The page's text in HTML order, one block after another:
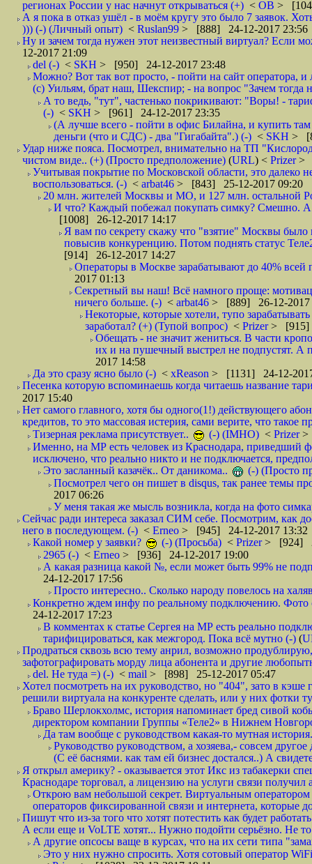
регионах России у нас начнут открываться (+) < ОВ >
А я пока в отказ ушёл - в моём кругу это было 7 заявок.
))) (-) (Личный опыт) < Ruslan99 > [888] 24-12-2017 23:56
Ну и зачем тогда нужен этот неизвестный виртуал? Если
12-2017 21:09
del (-) < SKH > [950] 24-12-2017 23:48
Можно? Вот так вот просто, - пойти на сайт оператора,
(с) Уильям, брат наш, Шекспир; - на вопрос "Зачем тогда
А то ведь, "тут", частенько покрикивают: "Воры! -
(-) < SKH > [961] 24-12-2017 23:35
(А лучше всего - пойти в офис Билайна, и купить
деньги (что и СДС) - два "Гигабайта".) (-) < SKH >
Удар ниже пояса. Посмотрел, внимательно на ТП
чистом виде.. (+) (Просто предположение) (URL) < Prizer>
Учитывая покрытие по Московской области, это далеко
воспользоваться. (-) < arbat46 > [843] 25-12-2017 09:20
20 млн. жителей Москвы и МО, и 127 млн. остальной
И что? Каждый побежал покупать симку? Смешно. А
[1008] 26-12-2017 14:17
Я вам по секрету скажу что "взятие" Москвы
повысив конкуренцию. Потом поднять статус
[914] 26-12-2017 14:27
Операторы в Москве зарабатывают до 40% всей
2017 01:13
Секретный вы наш! Всё намного проще:
ничего больше. (-) < arbat46 > [889] 26-12-2017
Некоторые, которые хотели, тупо
заработал? (+) (Тупой вопрос) < Prizer> [915]
Обещать - не значит жениться. В части
их и на пушечный выстрел не подпустят. А
2017 14:58
Да это сразу ясно было (-) < xReason > [1131] 24-12-
Песенка которую вспоминаешь когда читаешь название
2017 15:40
Нет самого главного, хотя бы одного(1!) действующего
кредитов, то это массовая истерия, сами верите, что такое
Тизерная реклама присутствует..
(-) (IMHO) < Prizer>
Именно, на МР есть человек из Краснодара, приведший
исключено, что реально никто и не подключается,
Это засланный казачёк.. От даникома..
(-) (Просто
Посмотрел чего он пишет в disqus, так ранее темы
2017 06:26
У меня такая же мысль возникла, когда на фото
Сейчас ради интереса заказал СИМ себе. Посмотрим, как
него в последующем. (-) < Erneo > [945] 24-12-2017 13:32
Какой номер у заявки?
(-) (Просьба) < Prizer> [924]
2965 (-) < Erneo > [936] 24-12-2017 19:00
А какая разница какой №, если может быть 99% не
24-12-2017 17:56
Просто интересно.. Сколько народу повелось на
Конкретно ждем инфу по реальному подключению. Фото
24-12-2017 17:23
В комментах к статье Сергея на МР есть реально
тарифицироваться, как межгород. Пока всё мутно (-) (
Продраться сквозь всю тему анрил, возможно
зафотографировать морду лица абонента и другие
del. Не туда =) (-) < mail > [898] 25-12-2017 05:47
Хотел посмотреть на их руководство, но "404", зато в
решили виртуала на конкуренте сделать, или у них фотки
Браво Шерлокхолмс, история напоминает бред сивой
директором компании Группы «Теле2» в Нижнем
Да там вообще с руководством какая-то мутная
Руководство руководством, а хозяева,- совсем
(С её баснями. как там ей бизнес достался..) А
Я открыл америку? - оказывается этот Икс из табакерки
Краснодаре торговал, а лицензию на услуги связи получил
Открою вам небольшой секрет. Виртуальным оператором
операторов фиксированной связи и интернета, которые
Пишут что из-за того что хотят потестить как будет
А если еще и VoLTE хотят... Нужно подойти серьёзно. Не
А другие опсосы ваще в курсах, что на их сети типа
Это у них нужно спросить. Хотя сотовый оператор